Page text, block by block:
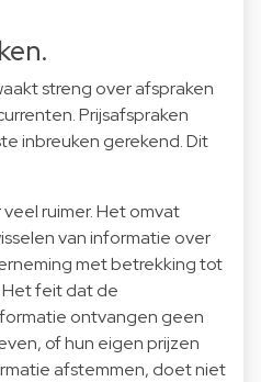
streng over afspraken
Prijsafspraken
inbreuken gerekend. Dit
ruimer. Het omvat
van informatie over
met betrekking tot
feit dat de
ontvangen geen
of hun eigen prijzen
afstemmen, doet niet